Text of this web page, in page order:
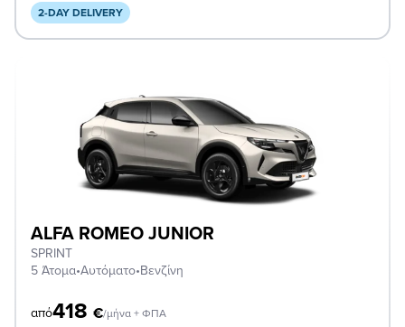
2-DAY DELIVERY
ALFA ROMEO JUNIOR
SPRINT
5 Άτομα•Αυτόματο•Βενζίνη
από418 €/μήνα + ΦΠΑ